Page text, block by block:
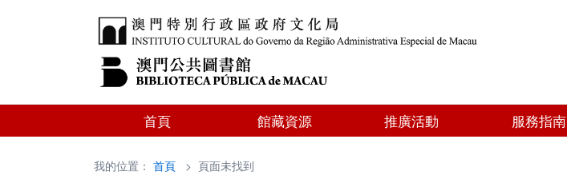
首頁 館藏資源 推廣活動 服務指南
我的位置： 首頁 > 頁面未找到